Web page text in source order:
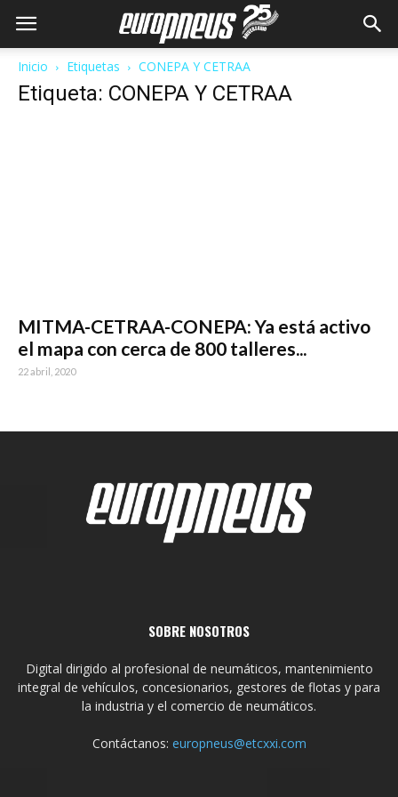
Inicio Etiquetas CONEPA Y CETRAA
Etiqueta: CONEPA Y CETRAA
MITMA-CETRAA-CONEPA: Ya está activo
el mapa con cerca de 800 talleres...
22 abril, 2020
SOBRE NOSOTROS
Digital dirigido al profesional de neumáticos, mantenimiento
integral de vehículos, concesionarios, gestores de flotas y para
la industria y el comercio de neumáticos.
Contáctanos: europneus@etcxxi.com